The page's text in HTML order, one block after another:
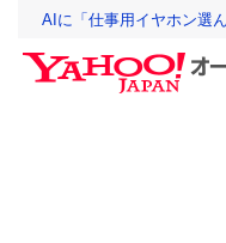
AIに「仕事用イヤホン選